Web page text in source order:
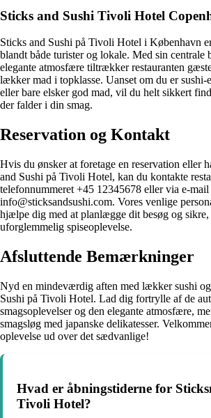
Sticks and Sushi Tivoli Hotel
Sticks and Sushi på Tivoli Hotel i København
blandt både turister og lokale. Med sin centrale
elegante atmosfære tiltrækker restauranten
lækker mad i topklasse. Uanset om du er sushi-
eller bare elsker god mad, vil du helt sikkert
der falder i din smag.
Reservation og Kontakt
Hvis du ønsker at foretage en reservation eller
and Sushi på Tivoli Hotel, kan du kontakte
telefonnummeret +45 12345678 eller via e-mail
info@sticksandsushi.com. Vores venlige
hjælpe dig med at planlægge dit besøg og sikre,
uforglemmelig spiseoplevelse.
Afsluttende Bemærkninger
Nyd en mindeværdig aften med lækker sushi
Sushi på Tivoli Hotel. Lad dig fortrylle af de
smagsoplevelser og den elegante atmosfære,
smagsløg med japanske delikatesser.
oplevelse ud over det sædvanlige!
Hvad er åbningstiderne for
Tivoli Hotel?